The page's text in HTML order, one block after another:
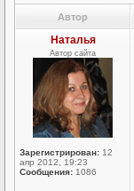
Автор
Наталья
Автор сайта
Зарегистрирован: 12
апр 2012, 19:23
Сообщения: 1086